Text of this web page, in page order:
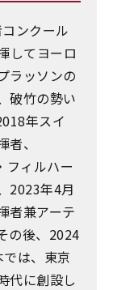
ンクール
してヨーロ
ラッソンの
破竹の勢い
年スイ
、
フィルハー
2023年4月
者兼アーテ
の後、2024
は、東京
代に創設し